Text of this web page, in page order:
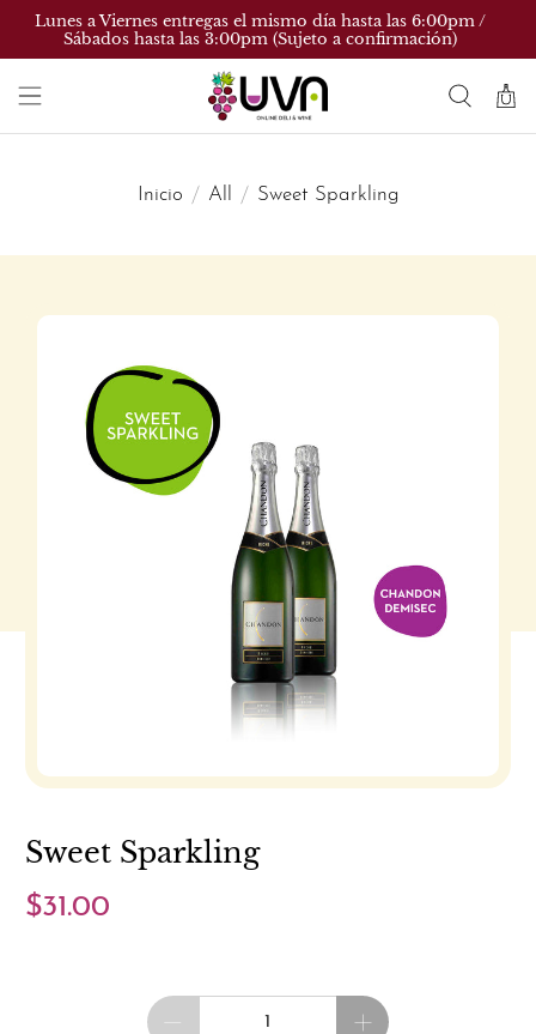
Lunes a Viernes entregas el mismo día hasta las 6:00pm /
Sábados hasta las 3:00pm (Sujeto a confirmación)
Inicio All Sweet Sparkling
Sweet Sparkling
$31.00
Cantidad